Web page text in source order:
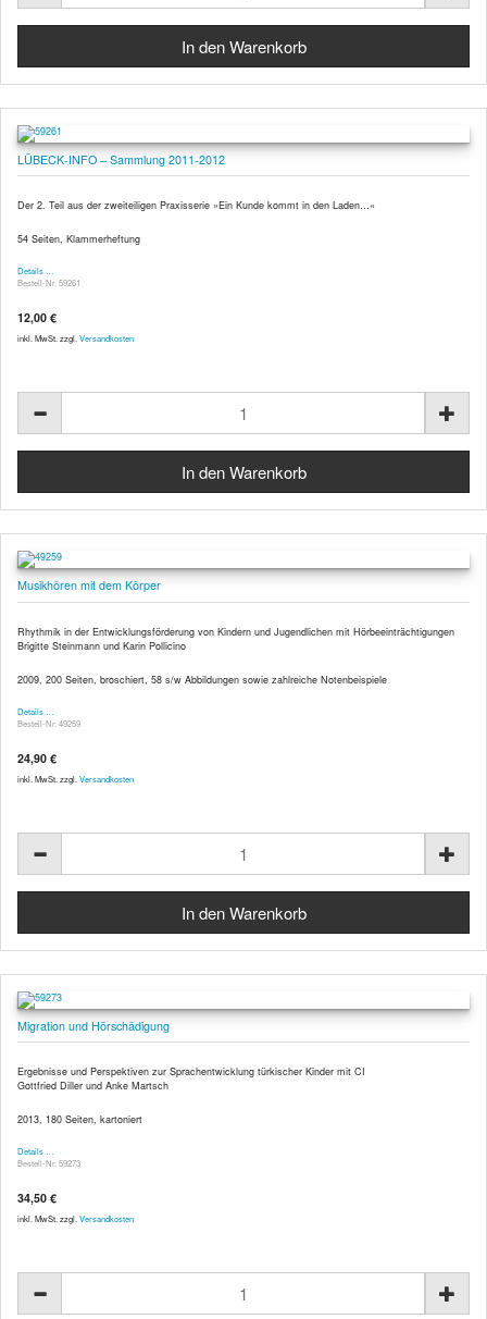
LÜBECK-INFO – Sammlung 2011-2012
Der 2. Teil aus der zweiteiligen Praxisserie »Ein Kunde kommt in den Laden…«
54 Seiten, Klammerheftung
Details …
Bestell-Nr. 59261
12,00 €
inkl. MwSt. zzgl. Versandkosten
Musikhören mit dem Körper
Rhythmik in der Entwicklungsförderung von Kindern und Jugendlichen mit Hörbeeinträchtigungen
Brigitte Steinmann und Karin Pollicino
2009, 200 Seiten, broschiert, 58 s/w Abbildungen sowie zahlreiche Notenbeispiele
Details …
Bestell-Nr. 49259
24,90 €
inkl. MwSt. zzgl. Versandkosten
Migration und Hörschädigung
Ergebnisse und Perspektiven zur Sprachentwicklung türkischer Kinder mit CI
Gottfried Diller und Anke Martsch
2013, 180 Seiten, kartoniert
Details …
Bestell-Nr. 59273
34,50 €
inkl. MwSt. zzgl. Versandkosten